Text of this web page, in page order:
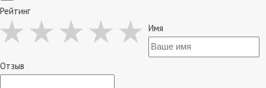
Рейтинг
Имя
Отзыв